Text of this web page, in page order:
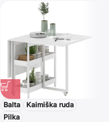
Balta
Kaimiška ruda
Pilka